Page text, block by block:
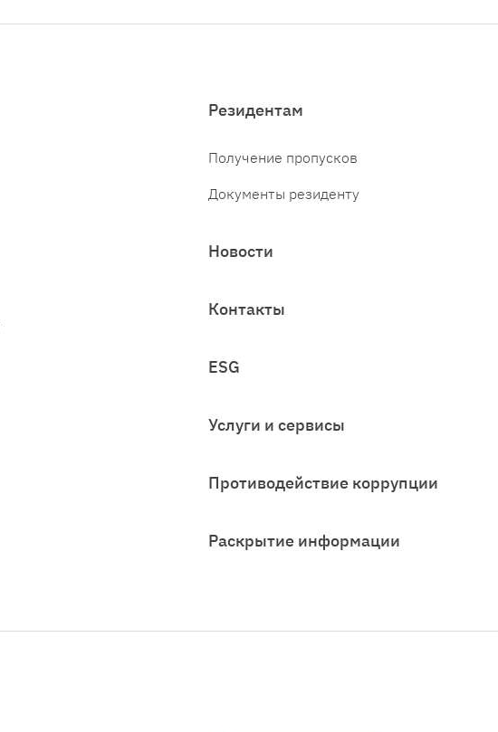
Резидентам
Получение пропусков
Документы резиденту
Новости
Контакты
ESG
Услуги и сервисы
Противодействие коррупции
Раскрытие информации